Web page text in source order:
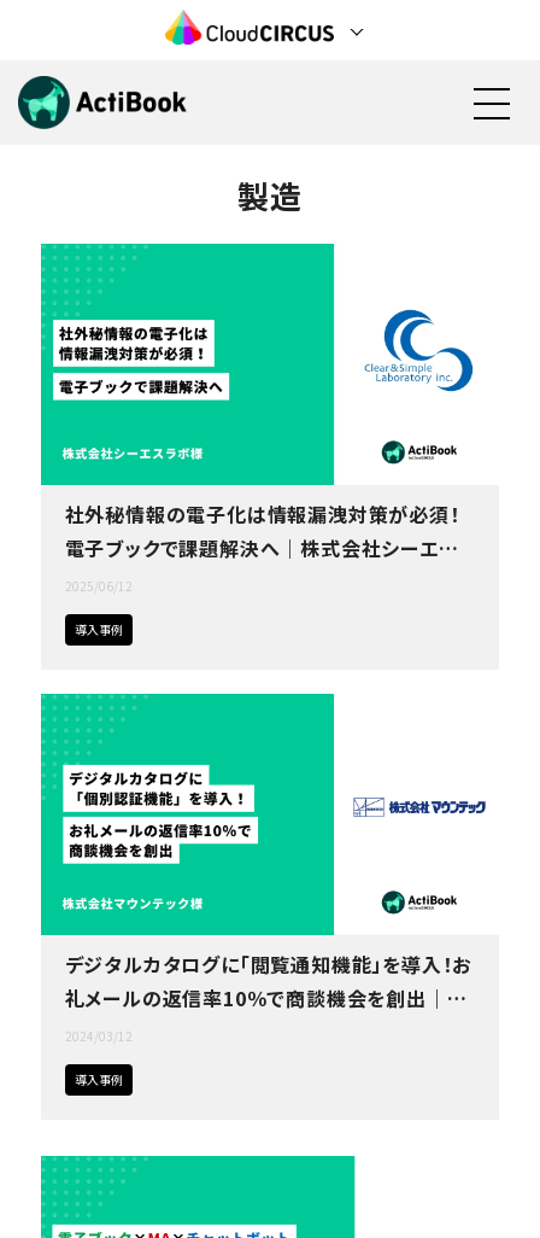
機能
料金
検討状況の見える化(営業活動)
見込み顧客の育成(マーケティング)
電子カタログ/Web社内報
資料の一元管理
カタログ資料
フリープラン
製造
社外秘情報の電子化は情報漏洩対策が必須！
電子ブックで課題解決へ｜株式会社シーエス
ラボ様
2025/06/12
導入事例
デジタルカタログに「閲覧通知機能」を導入！お
礼メールの返信率10％で商談機会を創出｜株
式会社マウンテック
2024/03/12
導入事例